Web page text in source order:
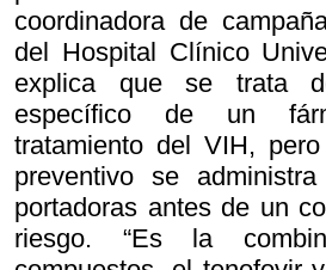
coordinadora de
del Hospital Clínico
explica que se trata
específico de un
tratamiento del VIH,
preventivo se
portadoras antes de un
riesgo. “Es la